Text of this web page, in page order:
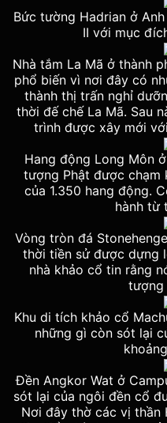
Bức tường Hadrian ở
II với mục
Nhà tắm La Mã ở thành
phổ biến vì nơi đây có
thành thị trấn nghỉ
thời đế chế La Mã. Sau
trình được xây mới
Hang động Long Môn
tượng Phật được chạm
của 1.350 hang động.
hành từ
Vòng tròn đá
thời tiền sử được dựng
nhà khảo cổ tin rằng
tượng
Khu di tích khảo cổ
những gì còn sót lại
Đền Angkor Wat ở
sót lại của ngôi đền cổ
Nơi đây thờ các vị thần